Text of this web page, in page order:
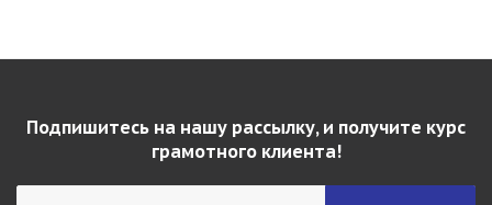
Подпишитесь на нашу рассылку, и получите курс
грамотного клиента!